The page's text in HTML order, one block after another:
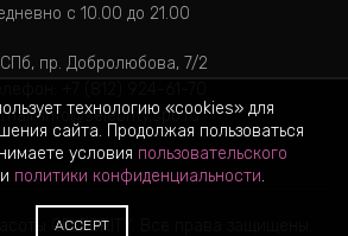
с 10.00 до 21.00
СПб, пр. Добролюбова, 7/2
info@selebrity.spb.ru
CELEBRITY. Все права защищены.
технологию «cookies» для
сайта. Продолжая пользоваться
условия пользовательского
и политики конфиденциальности.
ACCEPT